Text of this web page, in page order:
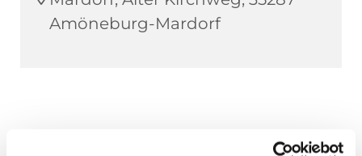
Amöneburg-Mardorf